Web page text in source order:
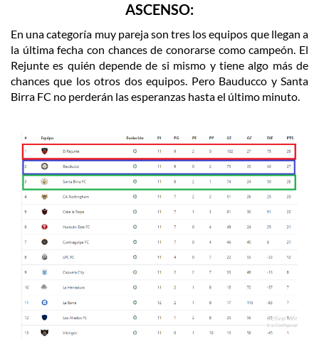
ASCENSO:
En una categoría muy pareja son tres los equipos que llegan a
la última fecha con chances de conorarse como campeón. El
Rejunte es quién depende de si mismo y tiene algo más de
chances que los otros dos equipos. Pero Bauducco y Santa
Birra FC no perderán las esperanzas hasta el último minuto.